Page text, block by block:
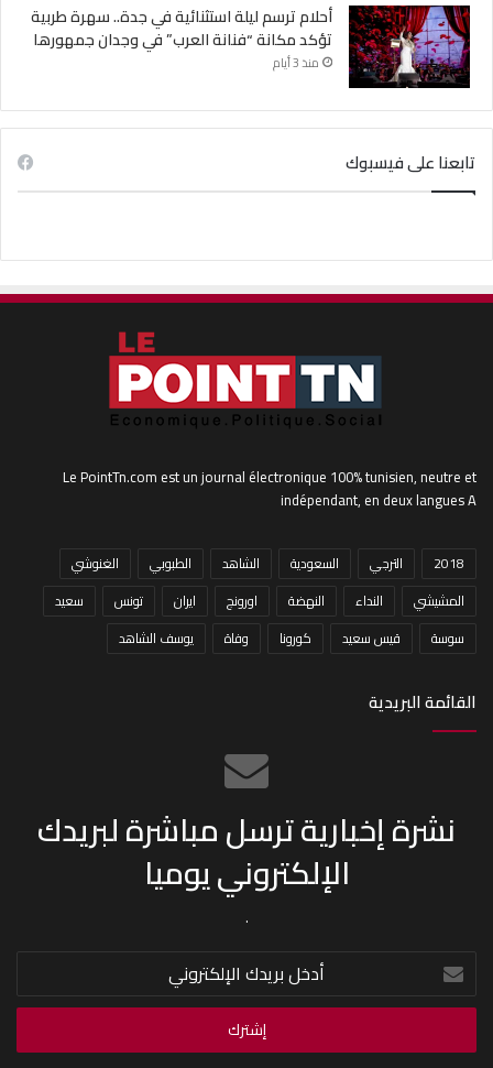
أحلام ترسم ليلة استثنائية في جدة.. سهرة طربية
تؤكد مكانة “فنانة العرب” في وجدان جمهورها
منذ 3 أيام
تابعنا على فيسبوك
Le PointTn.com est un journal électronique 100% tunisien, neutre et
indépendant, en deux langues A
2018 الترجي السعودية الشاهد الطبوبي
الغنوشي
المشيشي
النداء النهضة اورونج ايران تونس
سعيد
سوسة
قيس سعيد كورونا وفاة يوسف الشاهد
القائمة البريدية
نشرة إخبارية ترسل مباشرة لبريدك
الإلكتروني يوميا
.
أدخل
بريدك
الإلكتروني